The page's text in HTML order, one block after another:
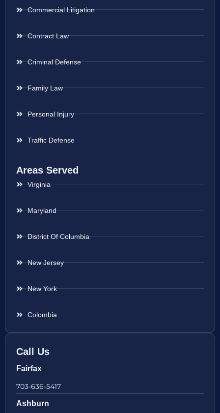
Commercial Litigation
Contract Law
Criminal Defense
Family Law
Personal Injury
Traffic Defense
Areas Served
Virginia
Maryland
District Of Columbia
New Jersey
New York
Colombia
Call Us
Fairfax
703-636-5417
Ashburn